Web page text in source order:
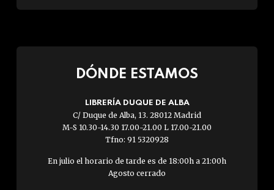
DÓNDE ESTAMOS
LIBRERÍA DUQUE DE ALBA
C/ Duque de Alba, 13. 28012 Madrid
M-S 10.30-14.30 17.00-21.00 L 17.00-21.00
Tfno: 91 5320928
En julio el horario de tarde es de 18:00h a 21:00h
Agosto cerrado